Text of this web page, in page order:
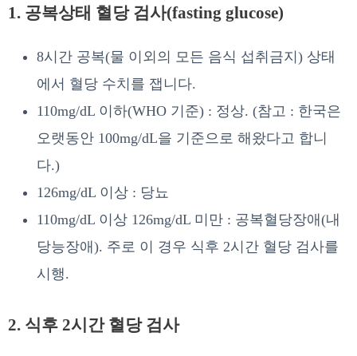
1. 공복상태 혈당 검사(fasting glucose)
8시간 공복(물 이외의 모든 음식 섭취금지) 상태
에서 혈당 수치를 잽니다.
110mg/dL 이하(WHO 기준) : 정상. (참고 : 한국은
오랫동안 100mg/dL을 기준으로 해왔다고 합니
다.)
126mg/dL 이상 : 당뇨
110mg/dL 이상 126mg/dL 미만 : 공복혈당장애(내
당능장애). 주로 이 경우 식후 2시간 혈당 검사를
시행.
2. 식후 2시간 혈당 검사